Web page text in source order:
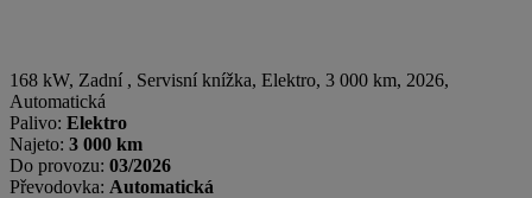
168 kW, Zadní , Servisní knížka, Elektro, 3 000 km, 2026,
Automatická
Palivo: Elektro
Najeto: 3 000 km
Do provozu: 03/2026
Převodovka: Automatická